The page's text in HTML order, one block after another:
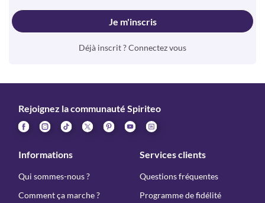
Je m'inscris
Déjà inscrit ? Connectez vous
Rejoignez la communauté Spiriteo
Informations
Qui sommes-nous ?
Comment ça marche ?
Services clients
Questions fréquentes
Programme de fidélité